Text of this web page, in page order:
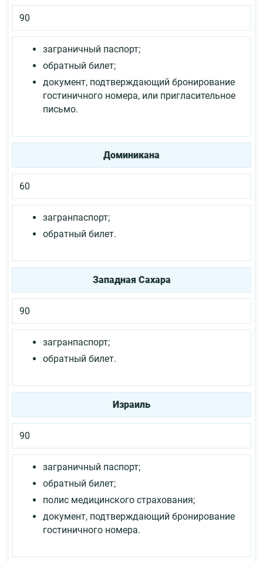
90
заграничный паспорт;
обратный билет;
документ, подтверждающий бронирование
гостиничного номера, или пригласительное
письмо.
Доминикана
60
загранпаспорт;
обратный билет.
Западная Сахара
90
загранпаспорт;
обратный билет.
Израиль
90
заграничный паспорт;
обратный билет;
полис медицинского страхования;
документ, подтверждающий бронирование
гостиничного номера.